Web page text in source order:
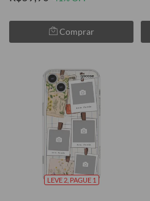
Comprar
LEVE 2, PAGUE 1